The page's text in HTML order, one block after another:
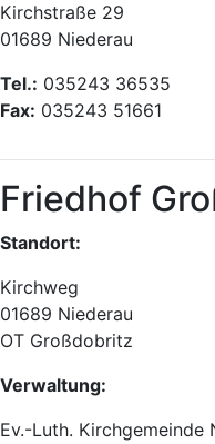
Kirchstraße 29
01689 Niederau
Tel.: 035243 36535
Fax: 035243 51661
Friedhof
Standort:
Kirchweg
01689 Niederau
OT Großdobritz
Verwaltung:
Ev.-Luth. Kirchgemeinde